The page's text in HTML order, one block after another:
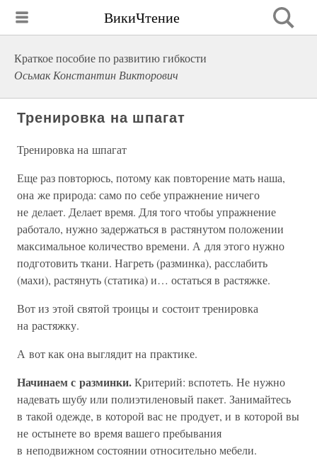
ВикиЧтение
Краткое пособие по развитию гибкости
Осьмак Константин Викторович
Тренировка на шпагат
Тренировка на шпагат
Еще раз повторюсь, потому как повторение мать наша,
она же природа: само по себе упражнение ничего
не делает. Делает время. Для того чтобы упражнение
работало, нужно задержаться в растянутом положении
максимальное количество времени. А для этого нужно
подготовить ткани. Нагреть (разминка), расслабить
(махи), растянуть (статика) и… остаться в растяжке.
Вот из этой святой троицы и состоит тренировка
на растяжку.
А вот как она выглядит на практике.
Начинаем с разминки.Критерий: вспотеть. Не нужно
надевать шубу или полиэтиленовый пакет. Занимайтесь
в такой одежде, в которой вас не продует, и в которой вы
не остынете во время вашего пребывания
в неподвижном состоянии относительно мебели.